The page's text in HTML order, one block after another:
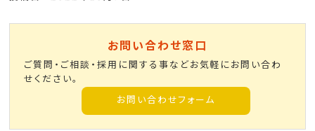
お問い合わせ窓口
ご質問・ご相談・採用に関する事などお気軽にお問い合わ
せください。
お問い合わせフォーム